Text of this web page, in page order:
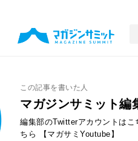
この記事を書いた人
マガジンサミット編
編集部のTwitterアカウントはこ
ちら
【マガサミYoutube】